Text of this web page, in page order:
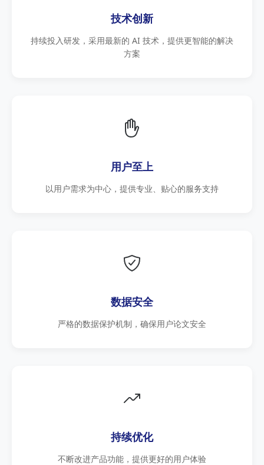
技术创新
持续投入研发，采用最新的 AI 技术，提供更智能的解决
方案
用户至上
以用户需求为中心，提供专业、贴心的服务支持
数据安全
严格的数据保护机制，确保用户论文安全
持续优化
不断改进产品功能，提供更好的用户体验